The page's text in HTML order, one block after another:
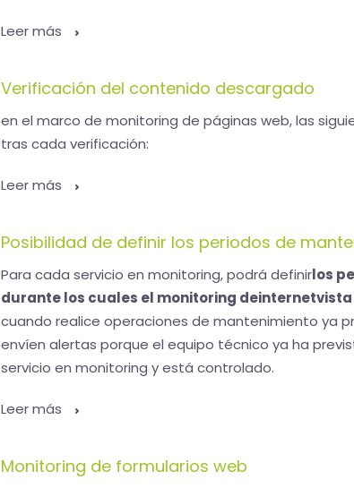
Leer más
Verificación del contenido descargado
en el marco de monitoring de páginas web, las
tras cada verificación:
Leer más
Posibilidad de definir los periodos de
Para cada servicio en monitoring, podrá definirlos
durante los cuales el monitoring deinternetvista
cuando realice operaciones de mantenimiento ya
envíen alertas porque el equipo técnico ya ha
servicio en monitoring y está controlado.
Leer más
Monitoring de formularios web